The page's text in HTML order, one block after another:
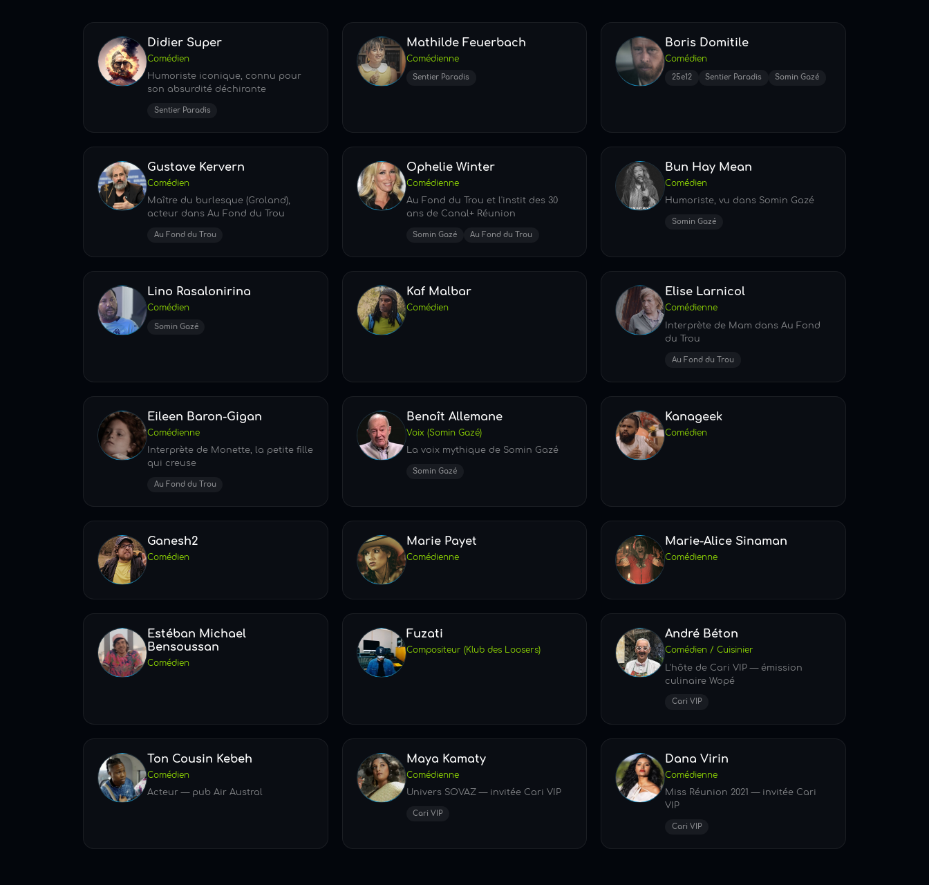
Didier Super
Comédien
Humoriste iconique, connu pour
son absurdité déchirante
Sentier Paradis
Mathilde Feuerbach
Comédienne
Sentier Paradis
Boris Domitile
Comédien
25e12 Sentier Paradis Somin Gazé
Gustave Kervern
Comédien
Maître du burlesque (Groland),
acteur dans Au Fond du Trou
Au Fond du Trou
Ophelie Winter
Comédienne
Au Fond du Trou et l'instit des 30
ans de Canal+ Réunion
Somin Gazé Au Fond du Trou
Bun Hay Mean
Comédien
Humoriste, vu dans Somin Gazé
Somin Gazé
Lino Rasalonirina
Comédien
Somin Gazé
Kaf Malbar
Comédien
Elise Larnicol
Comédienne
Interprète de Mam dans Au Fond
du Trou
Au Fond du Trou
Eileen Baron-Gigan
Comédienne
Interprète de Monette, la petite fille
qui creuse
Au Fond du Trou
Benoît Allemane
Voix (Somin Gazé)
La voix mythique de Somin Gazé
Somin Gazé
Kanageek
Comédien
Ganesh2
Comédien
Marie Payet
Comédienne
Marie-Alice Sinaman
Comédienne
Estéban Michael
Bensoussan
Comédien
Fuzati
Compositeur (Klub des Loosers)
André Béton
Comédien / Cuisinier
L'hôte de Cari VIP — émission
culinaire Wopé
Cari VIP
Ton Cousin Kebeh
Comédien
Acteur — pub Air Austral
Maya Kamaty
Comédienne
Univers SOVAZ — invitée Cari VIP
Cari VIP
Dana Virin
Comédienne
Miss Réunion 2021 — invitée Cari
VIP
Cari VIP